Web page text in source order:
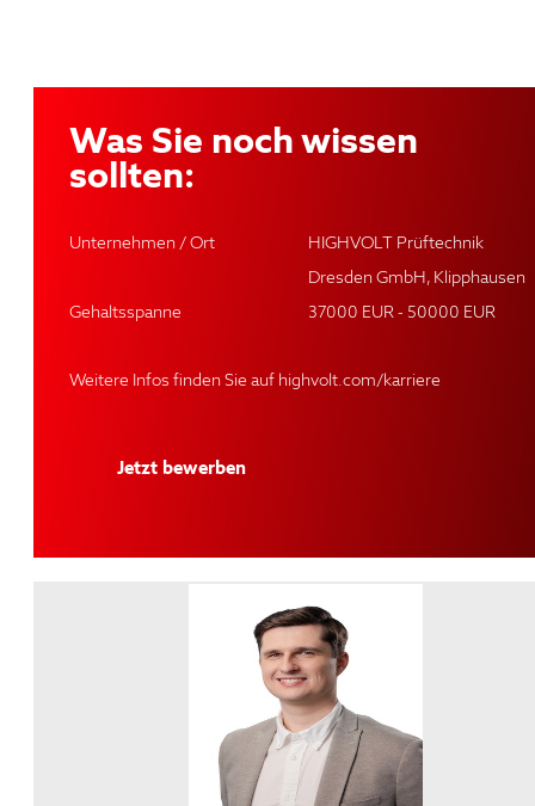
Was Sie noch wissen
sollten:
Unternehmen / Ort
HIGHVOLT Prüftechnik
Dresden GmbH, Klipphausen
Gehaltsspanne
37000 EUR - 50000 EUR
Weitere Infos finden Sie auf highvolt.com/karriere
Jetzt bewerben